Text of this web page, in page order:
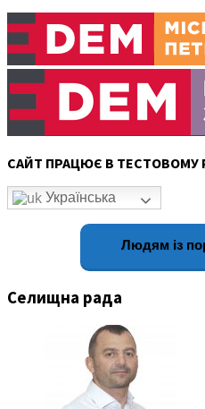
САЙТ ПРАЦЮЄ В ТЕСТОВОМУ
Українська
Людям із
Селищна рада